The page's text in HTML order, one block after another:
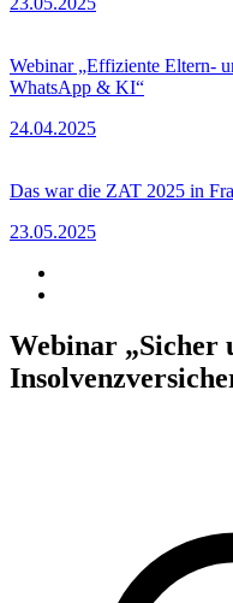
Webinar „Effiziente Eltern-
WhatsApp & KI“
24.04.2025
Das war die ZAT 2025 in
23.05.2025
Webinar „Sicher